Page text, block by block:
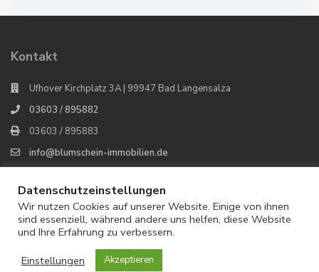
Kontakt
Ufhover Kirchplatz 3A | 99947 Bad Langensalza
03603 / 895882
03603 / 895883
info@blumschein-immobilien.de
© 2021 Blumschein Immobilien | Patrick Blumschein | Erstellt:
Datenschutzeinstellungen
Wir nutzen Cookies auf unserer Website. Einige von ihnen
sind essenziell, während andere uns helfen, diese Website
und Ihre Erfahrung zu verbessern.
Einstellungen
Akzeptieren